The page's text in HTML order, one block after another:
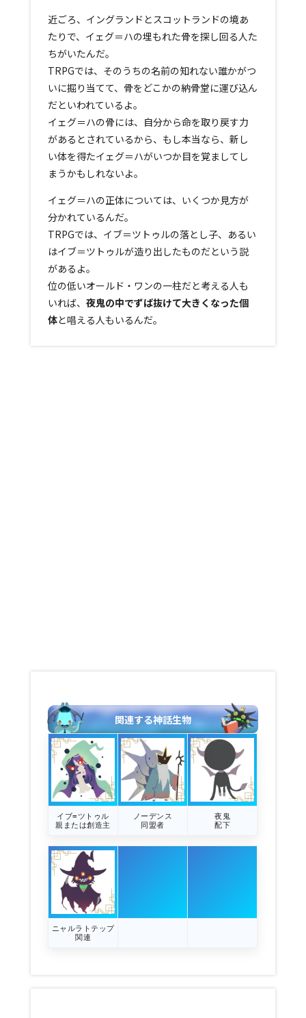
近ごろ、イングランドとスコットランドの境あ
たりで、イェグ＝ハの埋もれた骨を探し回る人た
ちがいたんだ。
TRPGでは、そのうちの名前の知れない誰かがつ
いに掘り当てて、骨をどこかの納骨堂に運び込ん
だといわれているよ。
イェグ＝ハの骨には、自分から命を取り戻す力
があるとされているから、もし本当なら、新し
い体を得たイェグ＝ハがいつか目を覚ましてし
まうかもしれないよ。
イェグ＝ハの正体については、いくつか見方が
分かれているんだ。
TRPGでは、イブ＝ツトゥルの落とし子、あるい
はイブ＝ツトゥルが造り出したものだという説
があるよ。
位の低いオールド・ワンの一柱だと考える人も
いれば、夜鬼の中でずば抜けて大きくなった個
体と唱える人もいるんだ。
関連する神話生物
イブ=ツトゥル
親または創造主
ノーデンス
同盟者
夜鬼
配下
ニャルラトテップ
関連